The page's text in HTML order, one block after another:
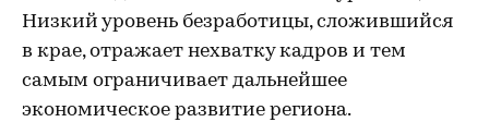
Низкий уровень безработицы, сложившийся
в крае, отражает нехватку кадров и тем
самым ограничивает дальнейшее
экономическое развитие региона.